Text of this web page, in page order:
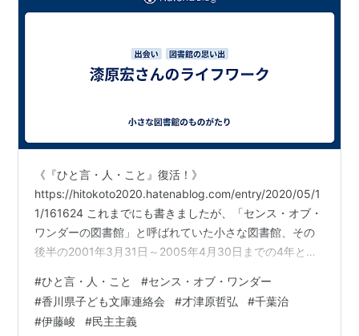
《『ひと言・人・こと』復活！》
https://hitokoto2020.hatenablog.com/entry/2020/05/1
1/161624 これまでにも書きましたが、「センス・オブ・
ワンダーの図書館」と呼ばれていた小さな図書館、その
後半の2001年3月31日～2005年4月30日までの4年と一
と言・人・こと』を再現すること！ それがブログを開設
した一番の目的です。 最小限の訂正、加筆で、『小さな
図書館のものがたり』ブログに移す作業です。カレンダ
#ひと言・人・こと #センス・オブ・ワンダー
#香川県子ども文庫連絡会 #才津原哲弘 #千葉治
#伊藤峻 #民主主義